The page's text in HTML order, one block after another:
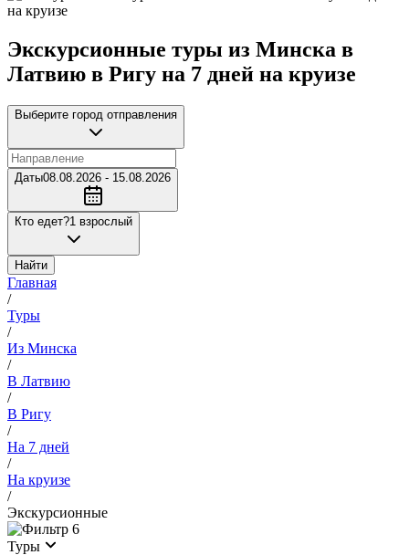
Экскурсионные туры из Минска в
Латвию в Ригу на 7 дней на круизе
Выберите город отправления
Даты08.08.2026 - 15.08.2026
Кто едет?1 взрослый
Найти
Главная
/
Туры
/
Из Минска
/
В Латвию
/
В Ригу
/
На 7 дней
/
На круизе
/
Экскурсионные
6
Туры